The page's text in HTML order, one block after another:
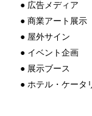
● 広告メディア
● 商業アート展示
● 屋外サイン
● イベント企画
● 展示ブース
● ホテル・ケータ